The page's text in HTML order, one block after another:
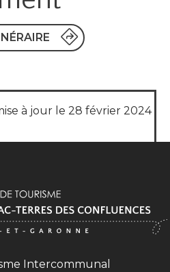
à jour le 28 février 2024
Intercommunal